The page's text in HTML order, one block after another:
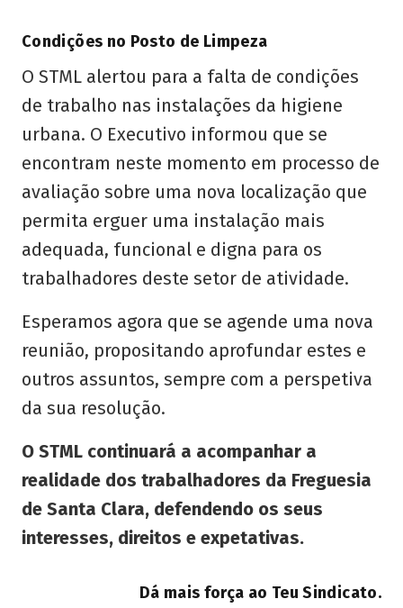
Condições no Posto de Limpeza
O STML alertou para a falta de condições
de trabalho nas instalações da higiene
urbana. O Executivo informou que se
encontram neste momento em processo de
avaliação sobre uma nova localização que
permita erguer uma instalação mais
adequada, funcional e digna para os
trabalhadores deste setor de atividade.
Esperamos agora que se agende uma nova
reunião, propositando aprofundar estes e
outros assuntos, sempre com a perspetiva
da sua resolução.
O STML continuará a acompanhar a
realidade dos trabalhadores da Freguesia
de Santa Clara, defendendo os seus
interesses, direitos e expetativas.
Dá mais força ao Teu Sindicato.